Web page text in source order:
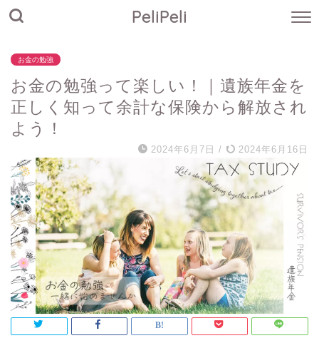
PeliPeli
お金の勉強
お金の勉強って楽しい！｜遺族年金を
正しく知って余計な保険から解放され
よう！
2024年6月7日 / 2024年6月16日